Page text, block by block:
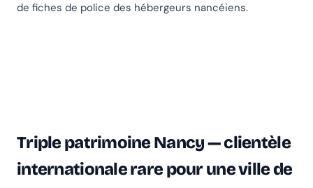
de fiches de police des hébergeurs nancéiens.
Triple patrimoine Nancy — clientèle
internationale rare pour une ville de